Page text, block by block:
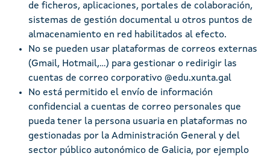
de ficheros, aplicaciones, portales de colaboración,
sistemas de gestión documental u otros puntos de
almacenamiento en red habilitados al efecto.
No se pueden usar plataformas de correos externas
(Gmail, Hotmail,…) para gestionar o redirigir las
cuentas de correo corporativo @edu.xunta.gal
No está permitido el envío de información
confidencial a cuentas de correo personales que
pueda tener la persona usuaria en plataformas no
gestionadas por la Administración General y del
sector público autonómico de Galicia, por ejemplo